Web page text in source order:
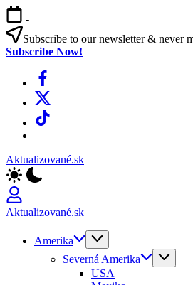
Skip
to
content
-
Subscribe to our newsletter & never
Subscribe Now!
Facebook
X
TikTok
Aktualizované.sk
Aktualizované.sk
Amerika
Severná Amerika
USA